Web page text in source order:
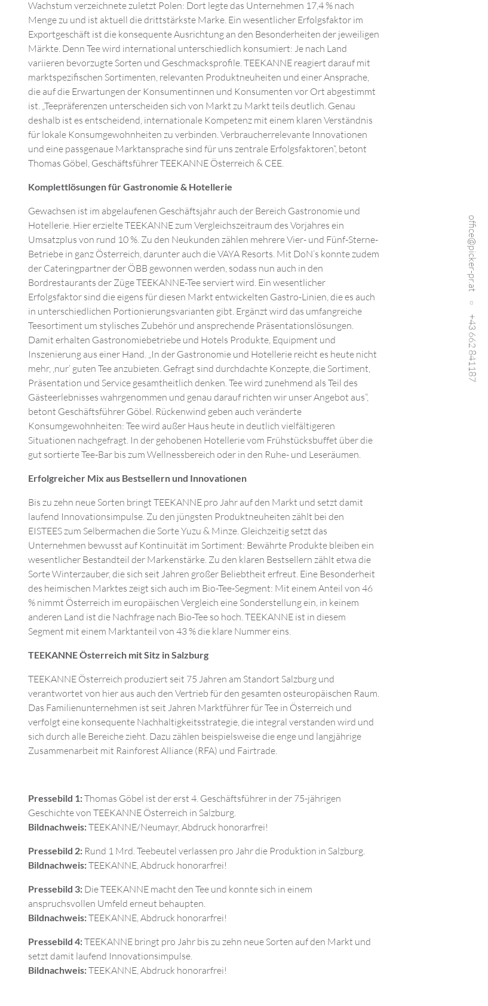
office@picker-pr.at
+43 662 841187
Wachstum verzeichnete zuletzt Polen: Dort legte das Unternehmen 17,4 % nach
Menge zu und ist aktuell die drittstärkste Marke. Ein wesentlicher Erfolgsfaktor im
Exportgeschäft ist die konsequente Ausrichtung an den Besonderheiten der jeweiligen
Märkte. Denn Tee wird international unterschiedlich konsumiert: Je nach Land
variieren bevorzugte Sorten und Geschmacksprofile. TEEKANNE reagiert darauf mit
marktspezifischen Sortimenten, relevanten Produktneuheiten und einer Ansprache,
die auf die Erwartungen der Konsumentinnen und Konsumenten vor Ort abgestimmt
ist. „Teepräferenzen unterscheiden sich von Markt zu Markt teils deutlich. Genau
deshalb ist es entscheidend, internationale Kompetenz mit einem klaren Verständnis
für lokale Konsumgewohnheiten zu verbinden. Verbraucherrelevante Innovationen
und eine passgenaue Marktansprache sind für uns zentrale Erfolgsfaktoren“, betont
Thomas Göbel, Geschäftsführer TEEKANNE Österreich & CEE.
Komplettlösungen für Gastronomie & Hotellerie
Gewachsen ist im abgelaufenen Geschäftsjahr auch der Bereich Gastronomie und
Hotellerie. Hier erzielte TEEKANNE zum Vergleichszeitraum des Vorjahres ein
Umsatzplus von rund 10 %. Zu den Neukunden zählen mehrere Vier- und Fünf-Sterne-
Betriebe in ganz Österreich, darunter auch die VAYA Resorts. Mit DoN’s konnte zudem
der Cateringpartner der ÖBB gewonnen werden, sodass nun auch in den
Bordrestaurants der Züge TEEKANNE-Tee serviert wird. Ein wesentlicher
Erfolgsfaktor sind die eigens für diesen Markt entwickelten Gastro-Linien, die es auch
in unterschiedlichen Portionierungsvarianten gibt. Ergänzt wird das umfangreiche
Teesortiment um stylisches Zubehör und ansprechende Präsentationslösungen.
Damit erhalten Gastronomiebetriebe und Hotels Produkte, Equipment und
Inszenierung aus einer Hand. „In der Gastronomie und Hotellerie reicht es heute nicht
mehr, ‚nur‘ guten Tee anzubieten. Gefragt sind durchdachte Konzepte, die Sortiment,
Präsentation und Service gesamtheitlich denken. Tee wird zunehmend als Teil des
Gästeerlebnisses wahrgenommen und genau darauf richten wir unser Angebot aus“,
betont Geschäftsführer Göbel. Rückenwind geben auch veränderte
Konsumgewohnheiten: Tee wird außer Haus heute in deutlich vielfältigeren
Situationen nachgefragt. In der gehobenen Hotellerie vom Frühstücksbuffet über die
gut sortierte Tee-Bar bis zum Wellnessbereich oder in den Ruhe- und Leseräumen.
Erfolgreicher Mix aus Bestsellern und Innovationen
Bis zu zehn neue Sorten bringt TEEKANNE pro Jahr auf den Markt und setzt damit
laufend Innovationsimpulse. Zu den jüngsten Produktneuheiten zählt bei den
EISTEES zum Selbermachen die Sorte Yuzu & Minze. Gleichzeitig setzt das
Unternehmen bewusst auf Kontinuität im Sortiment: Bewährte Produkte bleiben ein
wesentlicher Bestandteil der Markenstärke. Zu den klaren Bestsellern zählt etwa die
Sorte Winterzauber, die sich seit Jahren großer Beliebtheit erfreut. Eine Besonderheit
des heimischen Marktes zeigt sich auch im Bio-Tee-Segment: Mit einem Anteil von 46
% nimmt Österreich im europäischen Vergleich eine Sonderstellung ein, in keinem
anderen Land ist die Nachfrage nach Bio-Tee so hoch. TEEKANNE ist in diesem
Segment mit einem Marktanteil von 43 % die klare Nummer eins.
TEEKANNE Österreich mit Sitz in Salzburg
TEEKANNE Österreich produziert seit 75 Jahren am Standort Salzburg und
verantwortet von hier aus auch den Vertrieb für den gesamten osteuropäischen Raum.
Das Familienunternehmen ist seit Jahren Marktführer für Tee in Österreich und
verfolgt eine konsequente Nachhaltigkeitsstrategie, die integral verstanden wird und
sich durch alle Bereiche zieht. Dazu zählen beispielsweise die enge und langjährige
Zusammenarbeit mit Rainforest Alliance (RFA) und Fairtrade.
Pressebild 1:Thomas Göbel ist der erst 4. Geschäftsführer in der 75-jährigen
Geschichte von TEEKANNE Österreich in Salzburg.
Bildnachweis:TEEKANNE/Neumayr, Abdruck honorarfrei!
Pressebild 2: Rund 1 Mrd. Teebeutel verlassen pro Jahr die Produktion in Salzburg.
Bildnachweis:TEEKANNE, Abdruck honorarfrei!
Pressebild 3: Die TEEKANNE macht den Tee und konnte sich in einem
anspruchsvollen Umfeld erneut behaupten.
Bildnachweis:TEEKANNE, Abdruck honorarfrei!
Pressebild 4:TEEKANNE bringt pro Jahr bis zu zehn neue Sorten auf den Markt und
setzt damit laufend Innovationsimpulse.
Bildnachweis:TEEKANNE, Abdruck honorarfrei!